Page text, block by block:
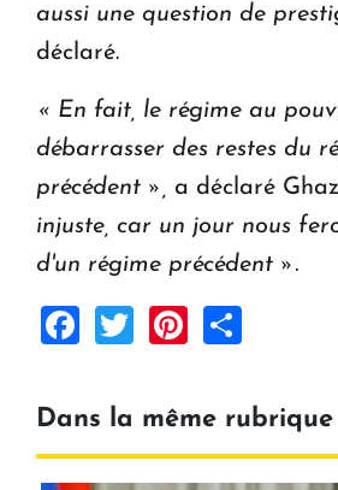
aussi une question de
déclaré.
« En fait, le régime au
débarrasser des restes du
précédent »,
a déclaré
injuste, car un jour nous
d'un régime précédent ».
Facebook
TwitterPinterest
Dans la même rubrique